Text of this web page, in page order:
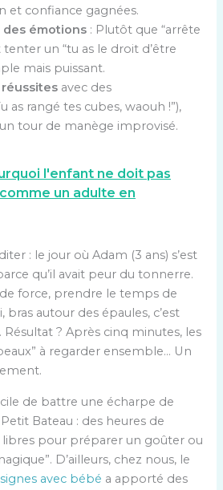
et confiance gagnées.
des émotions : Plutôt que “arrête
un “tu as le droit d’être
mais puissant.
avec des
as rangé tes cubes, waouh !”),
tour de manège improvisé.
l'enfant ne doit pas
un adulte en
: le jour où Adam (3 ans) s’est
qu’il avait peur du tonnerre.
force, prendre le temps de
bras autour des épaules, c’est
? Après cinq minutes, les
à regarder ensemble… Un
de battre une écharpe de
Bateau : des heures de
libres pour préparer un goûter ou
D’ailleurs, chez nous, le
avec bébé a apporté des